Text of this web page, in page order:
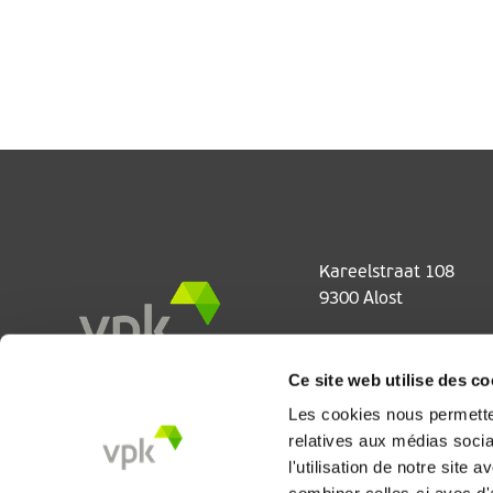
Ce site web utilise des
Les cookies nous
relatives aux médias
l'utilisation de notre site
Kareelstraat 108
9300 Alost